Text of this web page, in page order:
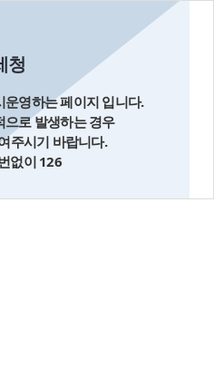
청
영하는 페이지 입니다.
으로 발생하는 경우
주시기 바랍니다.
없이 126